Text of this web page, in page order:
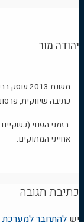
יהודה מור
משנת
כתיבה שיווקית,
אחייני המתוקים.
כתיבת תגובה
יש להתחבר למערכת